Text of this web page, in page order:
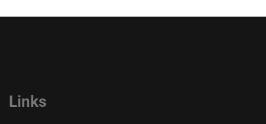
Links